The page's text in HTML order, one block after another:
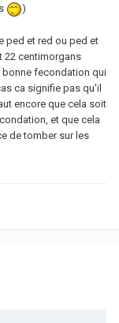
)
ped et red ou ped et
22 centimorgans
bonne fecondation qui
ca signifie pas qu'il
encore que cela soit
et que cela
de tomber sur les